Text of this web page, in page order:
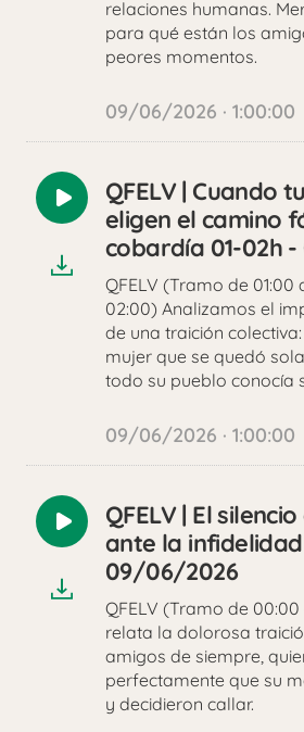
relaciones humanas.
para qué están los
peores momentos.
09/06/2026 · 1:00:00
Reproducir
audio
QFELV | Cuando
eligen el camino
cobardía 01-02h
QFELV (Tramo de 01:00
02:00) Analizamos el
de una traición
mujer que se quedó
todo su pueblo conocía
09/06/2026 · 1:00:00
Reproducir
audio
QFELV | El
ante la
09/06/2026
QFELV (Tramo de
relata la dolorosa
amigos de siempre,
perfectamente que su
y decidieron callar.